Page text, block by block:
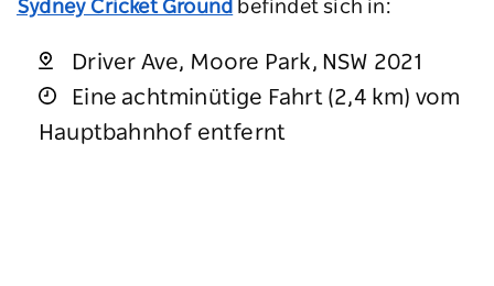
Sydney Cricket Ground befindet sich in:
Driver Ave, Moore Park, NSW 2021
Eine achtminütige Fahrt (2,4 km) vom
Hauptbahnhof entfernt